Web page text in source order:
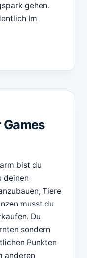
gehen.
Im
Games
bist du
deinen
Tiere
musst du
Du
sondern
Punkten
anderen